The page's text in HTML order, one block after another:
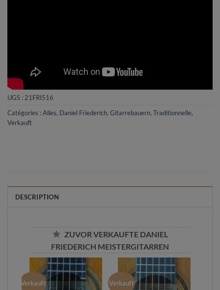
UGS :21FRI516
Catégories :Alles, Daniel Friederich, Gitarrebauern, Traditionnelle,
Verkauft
DESCRIPTION
ZUVOR VERKAUFTE DANIEL
FRIEDERICH MEISTERGITARREN
Verkauft Verkauft